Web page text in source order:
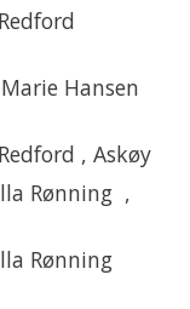
Hansen
, Askøy
,